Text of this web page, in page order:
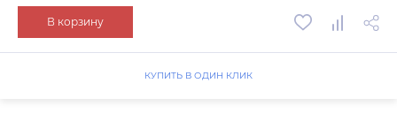
В корзину
КУПИТЬ В ОДИН КЛИК